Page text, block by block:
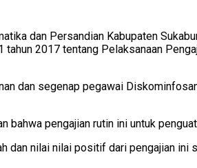
dan Persandian Kabupaten
2017 tentang Pelaksanaan
dan segenap pegawai
bahwa pengajian rutin ini untuk
dan nilai nilai positif dari pengajian